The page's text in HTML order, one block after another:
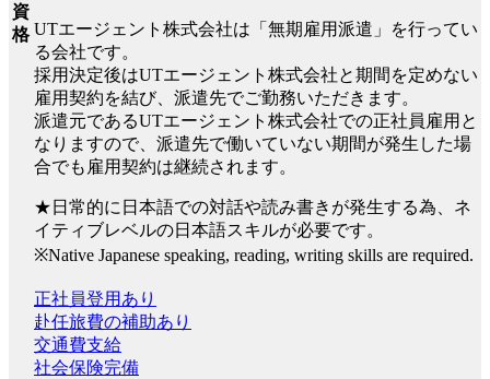
資
格 UTエージェント株式会社は「無期雇用派遣」を行ってい
る会社です。
採用決定後はUTエージェント株式会社と期間を定めない
雇用契約を結び、派遣先でご勤務いただきます。
派遣元であるUTエージェント株式会社での正社員雇用と
なりますので、派遣先で働いていない期間が発生した場
合でも雇用契約は継続されます。
★日常的に日本語での対話や読み書きが発生する為、ネ
イティブレベルの日本語スキルが必要です。
※Native Japanese speaking, reading, writing skills are required.
正社員登用あり
赴任旅費の補助あり
交通費支給
社会保険完備